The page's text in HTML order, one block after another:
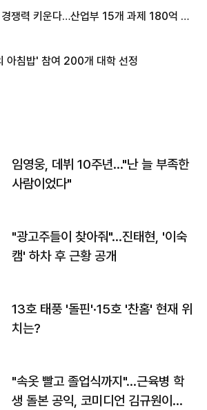
쟁력 키운다…산업부 15개 과제 180억 지
아침밥' 참여 200개 대학 선정
임영웅, 데뷔 10주년…"난 늘 부족한
사람이었다"
"광고주들이 찾아줘"…진태현, '이숙
캠' 하차 후 근황 공개
13호 태풍 '돌핀'·15호 '찬홈' 현재 위
치는?
"속옷 빨고 졸업식까지"…근육병 학
생 돌본 공익, 코미디언 김규원이었